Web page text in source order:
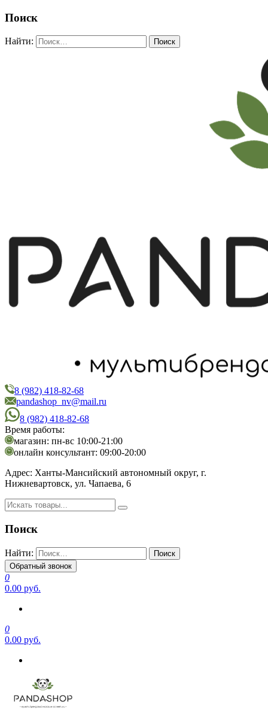
Поиск
Найти:
PandaShop
Интернет-магазин косметики
8 (982) 418-82-68
pandashop_nv@mail.ru
8 (982) 418-82-68
Время работы:
магазин: пн-вс 10:00-21:00
онлайн консультант: 09:00-20:00
Адрес: Ханты-Мансийский автономный округ, г.
Нижневартовск, ул. Чапаева, 6
Поиск
Найти:
Обратный звонок
0
0.00 руб.
0
0.00 руб.